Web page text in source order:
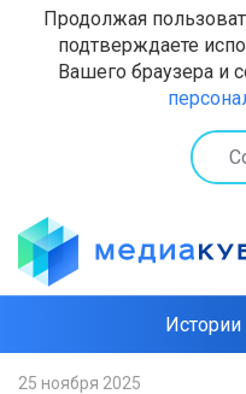
Продолжая
подтверждаете
Вашего браузера и
25 ноября 2025